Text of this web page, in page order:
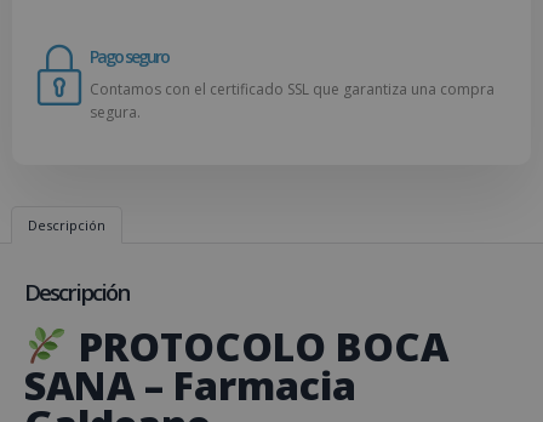
Pago seguro
Contamos con el certificado SSL que garantiza una compra
segura.
Descripción
Descripción
PROTOCOLO BOCA
SANA – Farmacia